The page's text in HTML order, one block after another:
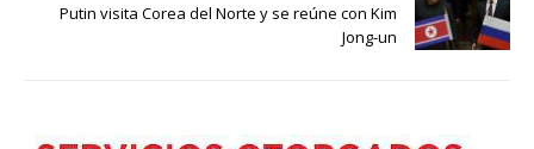
Putin visita Corea del Norte y se reúne con Kim
Jong-un